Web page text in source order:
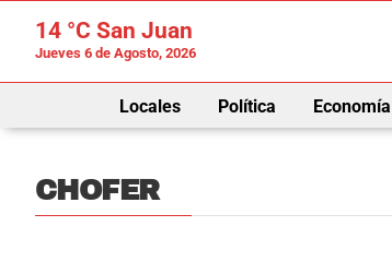
14 °C San Juan
Jueves 6 de Agosto, 2026
Locales Política Economía
CHOFER